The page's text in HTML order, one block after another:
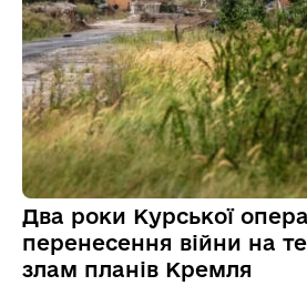
Два роки Курської
перенесення війни на
злам планів Кремля